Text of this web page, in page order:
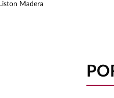
Madera